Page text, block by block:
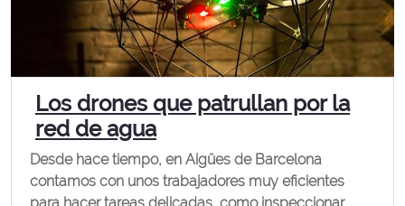
Los drones que patrullan por la
red de agua
Desde hace tiempo, en Aigües de Barcelona
contamos con unos trabajadores muy eficientes